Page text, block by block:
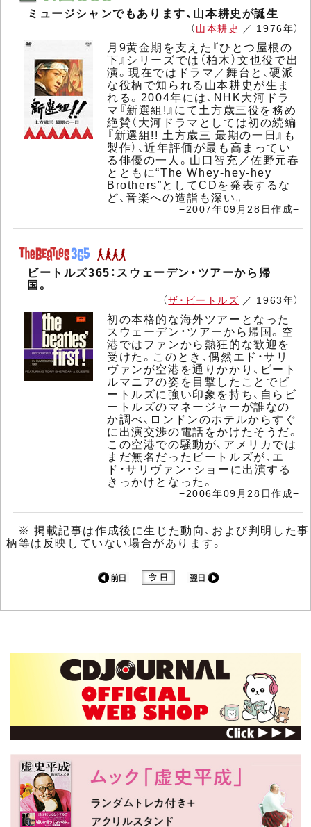
ミュージシャンでもあります、山本耕史が誕生
（山本耕史 ／ 1976年）
月9黄金期を支えた『ひとつ屋根の
下』シリーズでは（柏木）文也役で出
演。現在ではドラマ／舞台と、硬派
な役柄で知られる山本耕史が生ま
れる。2004年には、NHK大河ドラ
マ『新選組!』にて土方歳三役を務め
絶賛（大河ドラマとしては初の続編
『新選組!! 土方歳三 最期の一日』も
製作）、近年評価が最も高まってい
る俳優の一人。山口智充／佐野元春
とともに“The Whey-hey-hey
Brothers”としてCDを発表するな
ど、音楽への造詣も深い。
−2007年09月28日作成−
ビートルズ365：スウェーデン・ツアーから帰
国。
（ザ・ビートルズ ／ 1963年）
初の本格的な海外ツアーとなった
スウェーデン・ツアーから帰国。空
港ではファンから熱狂的な歓迎を
受けた。このとき、偶然エド・サリ
ヴァンが空港を通りかかり、ビート
ルマニアの姿を目撃したことでビ
ートルズに強い印象を持ち、自らビ
ートルズのマネージャーが誰なの
か調べ、ロンドンのホテルからすぐ
に出演交渉の電話をかけたそうだ。
この空港での騒動が、アメリカでは
まだ無名だったビートルズが、エ
ド・サリヴァン・ショーに出演する
きっかけとなった。
−2006年09月28日作成−
※ 掲載記事は作成後に生じた動向、および判明した事
柄等は反映していない場合があります。